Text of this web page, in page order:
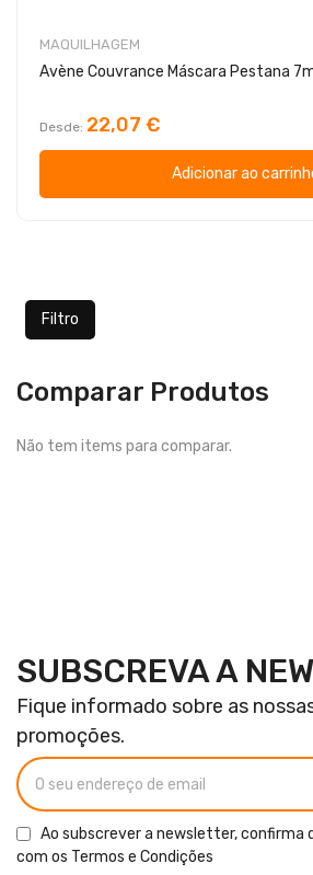
MAQUILHAGEM
Avène Couvrance Máscara Pestana
Desde 22,07 €
Adicionar ao
Filtro
Comparar Produtos
Não tem items para comparar.
SUBSCREVA A
Fique informado sobre as
promoções.
Ao subscrever a newsletter, confirma
com os Termos e Condições